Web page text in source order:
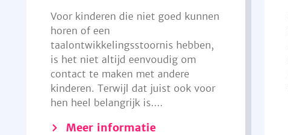
Voor kinderen die niet goed kunnen
horen of een
taalontwikkelingsstoornis hebben,
is het niet altijd eenvoudig om
contact te maken met andere
kinderen. Terwijl dat juist ook voor
hen heel belangrijk is....
Meer informatie